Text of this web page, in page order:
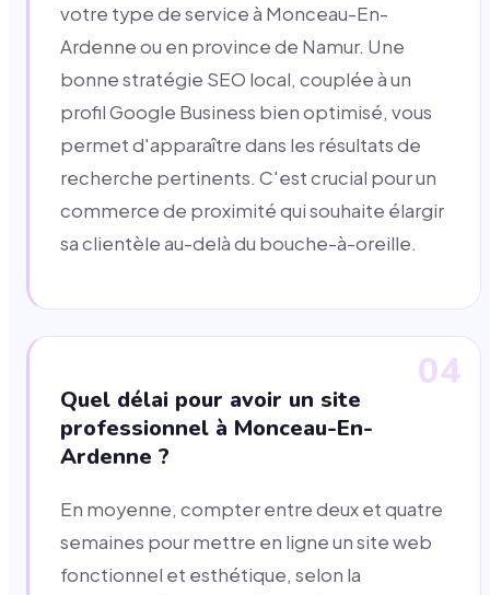
votre type de service à Monceau-En-
Ardenne ou en province de Namur. Une
bonne stratégie SEO local, couplée à un
profil Google Business bien optimisé, vous
permet d'apparaître dans les résultats de
recherche pertinents. C'est crucial pour un
commerce de proximité qui souhaite élargir
sa clientèle au-delà du bouche-à-oreille.
04
Quel délai pour avoir un site
professionnel à Monceau-En-
Ardenne ?
En moyenne, compter entre deux et quatre
semaines pour mettre en ligne un site web
fonctionnel et esthétique, selon la